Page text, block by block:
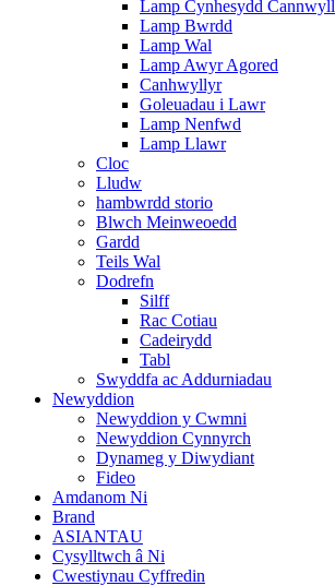
Lamp Cynhesydd Cannwyll
Lamp Bwrdd
Lamp Wal
Lamp Awyr Agored
Canhwyllyr
Goleuadau i Lawr
Lamp Nenfwd
Lamp Llawr
Cloc
Lludw
hambwrdd storio
Blwch Meinweoedd
Gardd
Teils Wal
Dodrefn
Silff
Rac Cotiau
Cadeirydd
Tabl
Swyddfa ac Addurniadau
Newyddion
Newyddion y Cwmni
Newyddion Cynnyrch
Dynameg y Diwydiant
Fideo
Amdanom Ni
Brand
ASIANTAU
Cysylltwch â Ni
Cwestiynau Cyffredin